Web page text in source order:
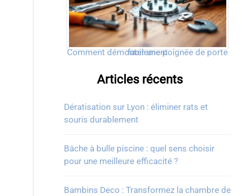
Comment démonter une poignée de porte facilement
Articles récents
Dératisation sur Lyon : éliminer rats et
souris durablement
Bâche à bulle piscine : quel sens choisir
pour une meilleure efficacité ?
Bambins Deco : Transformez la chambre de